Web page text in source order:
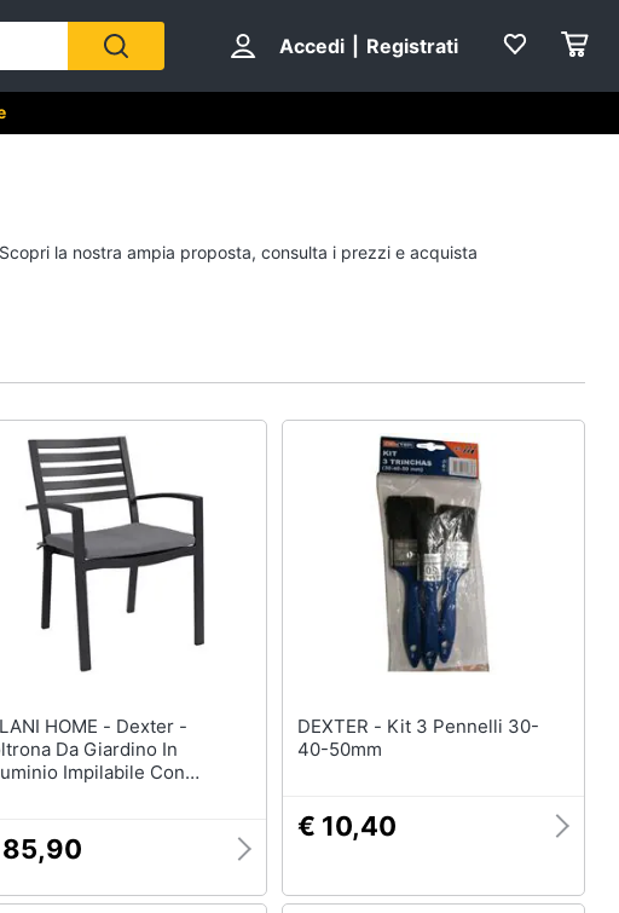
Accedi Registrati
Barbara D'Urso
Vedi tutti
la nostra ampia proposta, consulta i prezzi e acquista
HOME - Dexter -
Da Giardino In
Impilabile Con
DEXTER - Kit 3 Pennelli 30-
40-50mm
€ 10,40